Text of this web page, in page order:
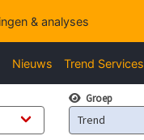
& analyses
Nieuws Trend Services
Groep